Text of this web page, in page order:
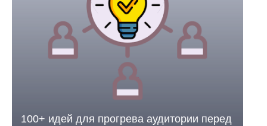
100+ идей для прогрева аудитории перед